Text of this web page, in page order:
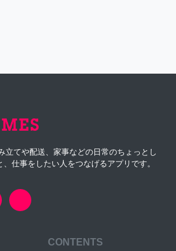
立てや配送、家事などの日常のちょっとし
仕事をしたい人をつなげるアプリです。
CONTENTS